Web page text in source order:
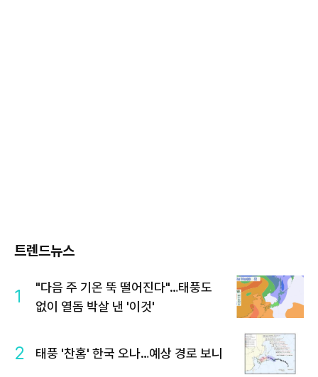
트렌드뉴스
1
"다음 주 기온 뚝 떨어진다"…태풍도
없이 열돔 박살 낸 '이것'
2 태풍 '찬홈' 한국 오나…예상 경로 보니